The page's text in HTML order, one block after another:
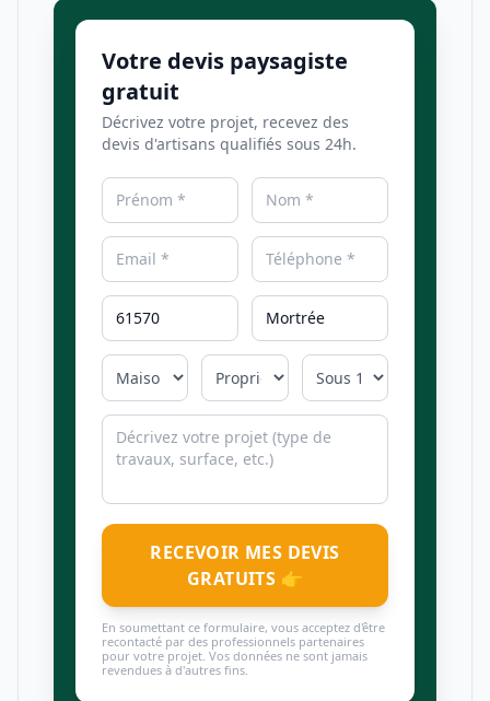
Votre devis paysagiste
gratuit
Décrivez votre projet, recevez des
devis d'artisans qualifiés sous 24h.
RECEVOIR MES DEVIS
GRATUITS 👉
En soumettant ce formulaire, vous acceptez d'être
recontacté par des professionnels partenaires
pour votre projet. Vos données ne sont jamais
revendues à d'autres fins.